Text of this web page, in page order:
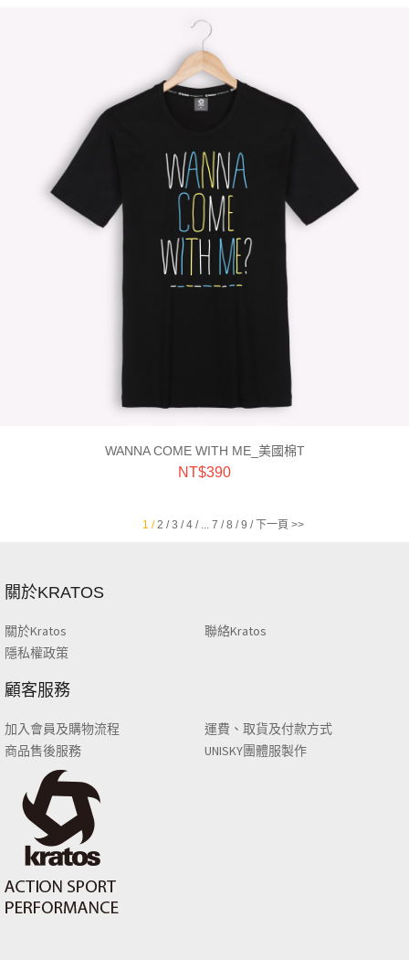
WANNA COME WITH ME_美國棉T
NT$390
1 / 2 / 3 / 4 / 7 / 8 / 9 / 下一頁 >>
關於KRATOS
關於Kratos
聯絡Kratos
隱私權政策
顧客服務
加入會員及購物流程
運費、取貨及付款方式
商品售後服務
UNISKY團體服製作